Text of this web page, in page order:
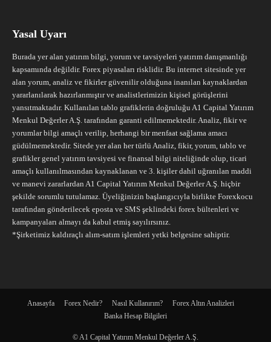
Yasal Uyarı
Burada yer alan yatırım bilgi, yorum ve tavsiyeleri yatırım danışmanlığı
kapsamında değildir. Forex piyasaları risklidir. Bu internet sitesinde yer
alan yorum, analiz ve fikirler güvenilir olduğuna inanılan kaynaklardan
yararlanılarak hazırlanmıştır ve analistlerimizin kişisel görüşlerini
yansıtmaktadır. Kullanılan tablo grafiklerin doğruluğu A1 Capital Yatırım
Menkul Değerler A.Ş. tarafından garanti edilmemektedir. Analiz, fikir ve
yorumlar bilgi amaçlı verilip, herhangi bir menfaat sağlama amacı
güdülmemektedir. Sitede yer alan her türlü Analiz, fikir, yorum, tablo ve
grafikler genel yatırım tavsiyesi ve finansal bilgi niteliğinde olup, ticari
amaçlı kullanılmasından kaynaklanan ve 3. kişiler dahil uğranılan maddi
ve manevi zararlardan A1 Capital Yatırım Menkul Değerler A.Ş. hiçbir
şekilde sorumlu tutulamaz. Üyeliğinizin başlangıcıyla birlikte Forexkocu
tarafından gönderilecek eposta ve SMS şeklindeki forex bültenleri ve
kampanyaları almayı da kabul etmiş sayılırsınız.
*Şirketimiz kaldıraçlı alım-satım işlemleri yetki belgesine sahiptir.
Anasayfa Forex Nedir? Nasıl Kullanırım?
Forex Altın Analizleri
Banka Hesap Bilgileri
© A1 Capital Yatırım Menkul Değerler A.Ş.